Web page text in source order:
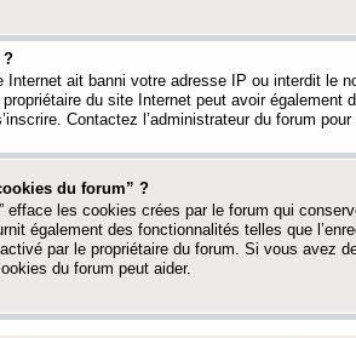
?
Internet ait banni votre adresse IP ou interdit le
du site Internet peut avoir également
Contactez l’administrateur du forum
du forum” ?
efface les cookies crées par le forum qui
également des fonctionnalités telles que
par le propriétaire du forum. Si vous avez
du forum peut aider.